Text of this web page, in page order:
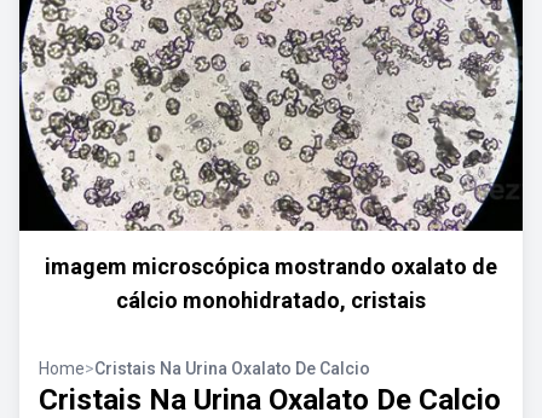
imagem microscópica mostrando oxalato de
cálcio monohidratado, cristais
Home>Cristais Na Urina Oxalato De Calcio
Cristais Na Urina Oxalato De Calcio